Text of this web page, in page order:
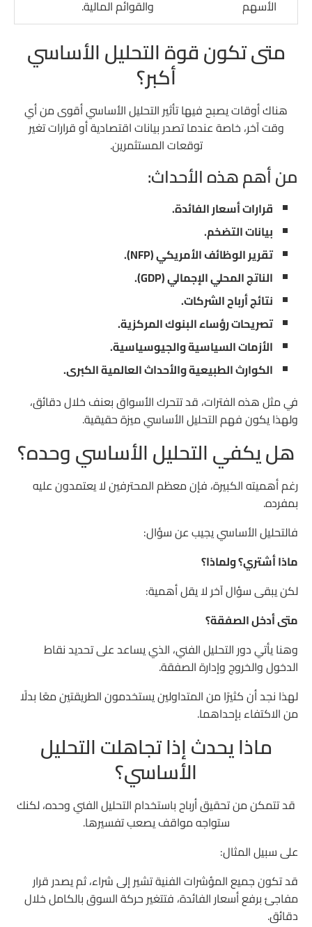
الأسهم
والقوائم المالية.
متى تكون قوة التحليل الأساسي
أكبر؟
هناك أوقات يصبح فيها تأثير التحليل الأساسي أقوى من أي
وقت آخر، خاصة عندما تصدر بيانات اقتصادية أو قرارات تغير
توقعات المستثمرين.
من أهم هذه الأحداث:
قرارات أسعار الفائدة.
بيانات التضخم.
تقرير الوظائف الأمريكي (NFP).
الناتج المحلي الإجمالي (GDP).
نتائج أرباح الشركات.
تصريحات رؤساء البنوك المركزية.
الأزمات السياسية والجيوسياسية.
الكوارث الطبيعية والأحداث العالمية الكبرى.
في مثل هذه الفترات، قد تتحرك الأسواق بعنف خلال دقائق،
ولهذا يكون فهم التحليل الأساسي ميزة حقيقية.
هل يكفي التحليل الأساسي وحده؟
رغم أهميته الكبيرة، فإن معظم المحترفين لا يعتمدون عليه
بمفرده.
فالتحليل الأساسي يجيب عن سؤال:
ماذا أشتري؟ ولماذا؟
لكن يبقى سؤال آخر لا يقل أهمية:
متى أدخل الصفقة؟
وهنا يأتي دور التحليل الفني، الذي يساعد على تحديد نقاط
الدخول والخروج وإدارة الصفقة.
لهذا نجد أن كثيرًا من المتداولين يستخدمون الطريقتين معًا بدلًا
من الاكتفاء بإحداهما.
ماذا يحدث إذا تجاهلت التحليل
الأساسي؟
قد تتمكن من تحقيق أرباح باستخدام التحليل الفني وحده، لكنك
ستواجه مواقف يصعب تفسيرها.
على سبيل المثال:
قد تكون جميع المؤشرات الفنية تشير إلى شراء، ثم يصدر قرار
مفاجئ برفع أسعار الفائدة، فتتغير حركة السوق بالكامل خلال
دقائق.